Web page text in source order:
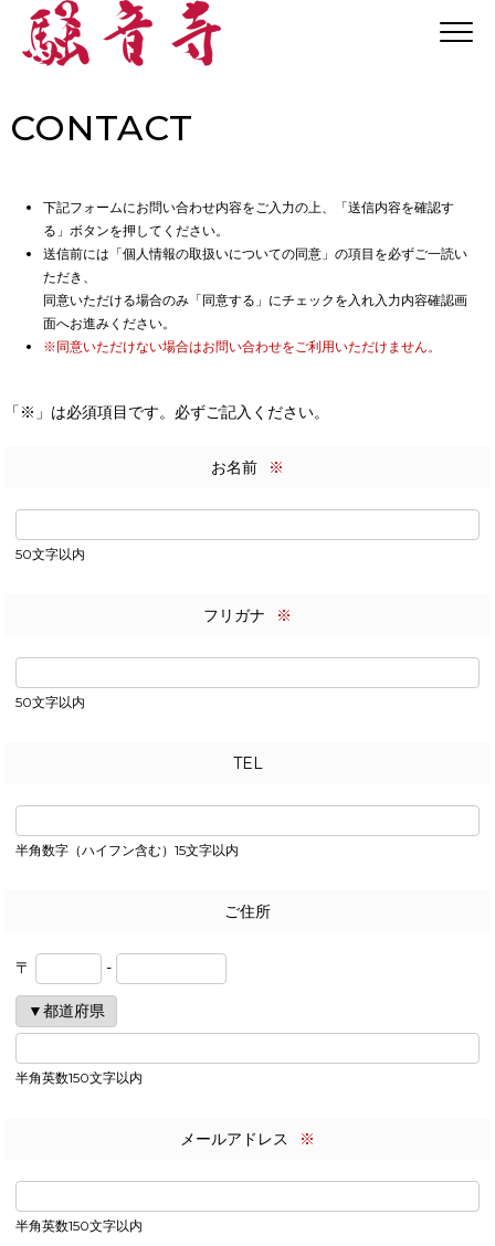
CONTACT
下記フォームにお問い合わせ内容をご入力の上、「送信内容を確認す
る」ボタンを押してください。
送信前には「個人情報の取扱いについての同意」の項目を必ずご一読い
ただき、
同意いただける場合のみ「同意する」にチェックを入れ入力内容確認画
面へお進みください。
※同意いただけない場合はお問い合わせをご利用いただけません。
「※」は必須項目です。必ずご記入ください。
お名前 ※
50文字以内
フリガナ ※
50文字以内
TEL
半角数字（ハイフン含む）15文字以内
ご住所
〒 -
半角英数150文字以内
メールアドレス ※
半角英数150文字以内